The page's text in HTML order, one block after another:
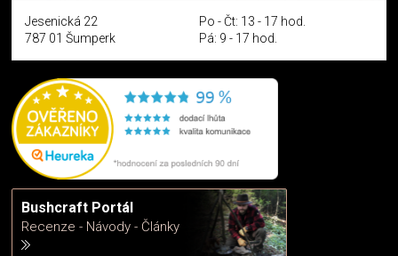
Jesenická 22
787 01 Šumperk
Po - Čt: 13 - 17 hod.
Pá: 9 - 17 hod.
Bushcraft Portál
Recenze - Návody - Články